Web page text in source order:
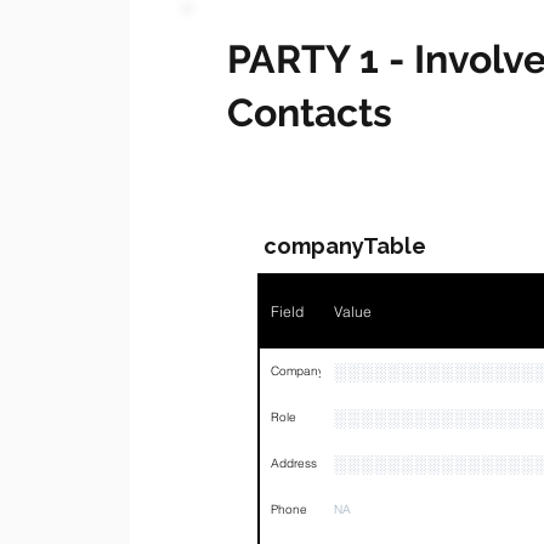
PARTY 1 -
Contacts
companyTable
Field Value
Company
Role
Address
Phone NA